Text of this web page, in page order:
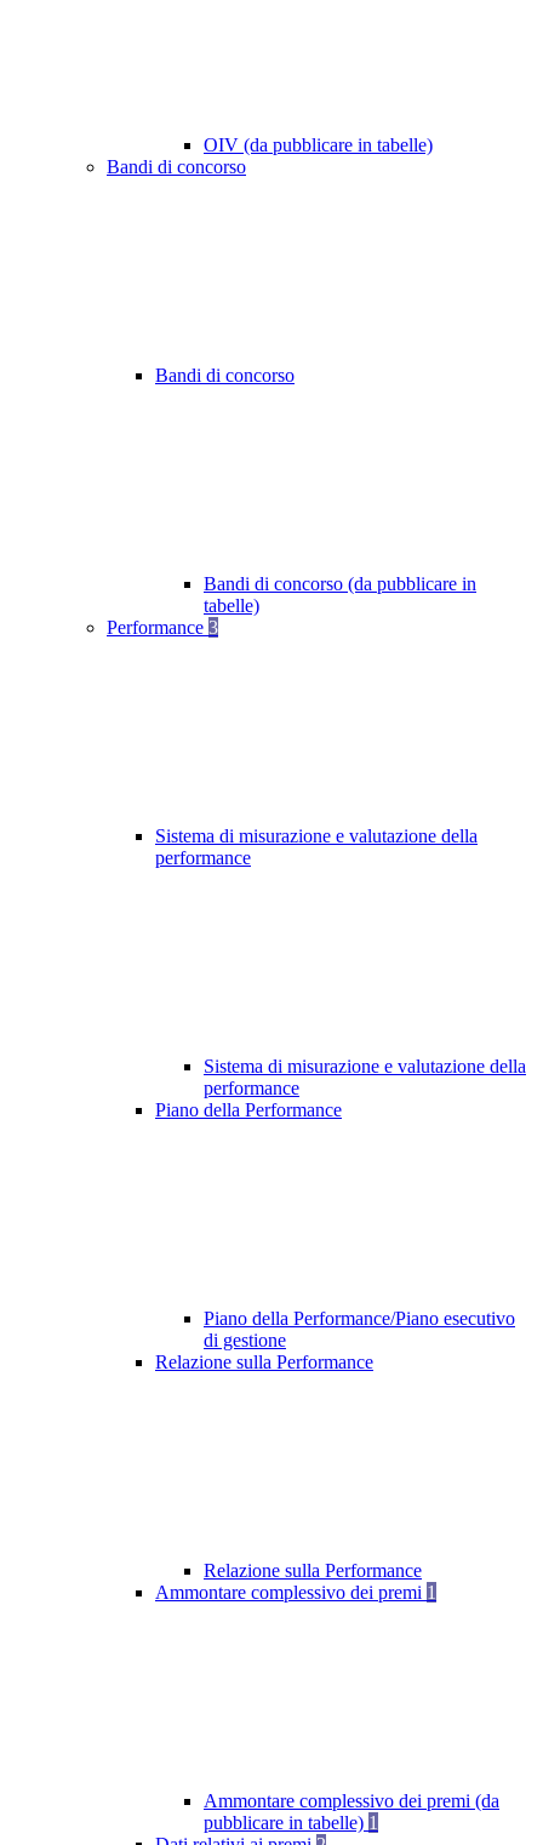
OIV (da pubblicare in tabelle)
Bandi di concorso
Bandi di concorso
Bandi di concorso (da pubblicare in
tabelle)
Performance 3
Sistema di misurazione e valutazione della
performance
Sistema di misurazione e valutazione della
performance
Piano della Performance
Piano della Performance/Piano esecutivo
di gestione
Relazione sulla Performance
Relazione sulla Performance
Ammontare complessivo dei premi 1
Ammontare complessivo dei premi (da
pubblicare in tabelle) 1